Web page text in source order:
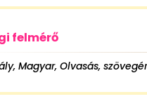
felmérő
Magyar, Olvasás,